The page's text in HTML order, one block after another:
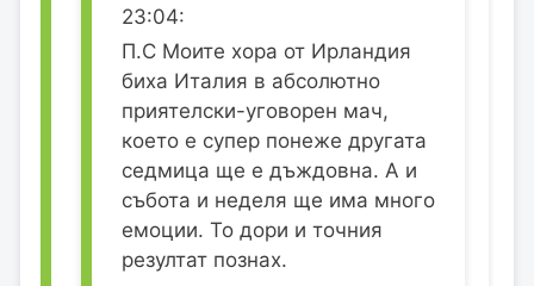
23:04:
П.С Моите хора от Ирландия
биха Италия в абсолютно
приятелски-уговорен мач,
което е супер понеже другата
седмица ще е дъждовна. А и
събота и неделя ще има много
емоции. То дори и точния
резултат познах.